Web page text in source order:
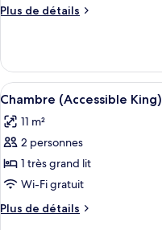
ce
chambre :
Standard
Twin
Plus de détails
Plus
le
type
de
Standard
Twin
Afficher
toutes
les
photos
pour
ce
type
de
4
Chambre (Accessible King)
11 m²
2 personnes
1 très grand lit
Wi-Fi gratuit
Plus de détails
Plus